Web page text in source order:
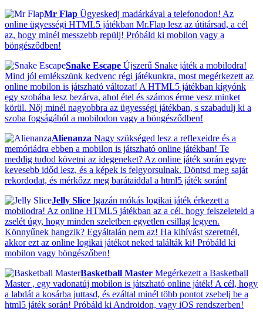
Mr Flap Ügyeskedj madárkával a telefonodon! Az
online ügyességi HTML5 játékban Mr.Flap lesz az útitársad, a cél
az, hogy minél messzebb repülj! Próbáld ki mobilon vagy a
böngésződben!
Snake Escape Újszerű Snake játék a mobilodra!
Mind jól emlékszünk kedvenc régi játékunkra, most megérkezett az
online mobilon is játszható változat! A HTML5 játékban kígyónk
egy szobába lesz bezárva, ahol étel és számos érme vesz minket
körül. Nőj minél nagyobbra az ügyességi játékban, s szabadulj ki a
szoba fogságából a mobilodon vagy a böngésződben!
Alienanza Nagy szükséged lesz a reflexeidre és a
memóriádra ebben a mobilon is játszható online játékban! Te
meddig tudod követni az idegeneket? Az online játék során egyre
kevesebb időd lesz, és a képek is felgyorsulnak. Döntsd meg saját
rekordodat, és mérkőzz meg barátaiddal a html5 játék során!
Jelly Slice Igazán mókás logikai játék érkezett a
mobilodra! Az online HTML5 játékban az a cél, hogy felszeleteld a
zselét úgy, hogy minden szeletben egyetlen csillag legyen.
Könnyűnek hangzik? Egyáltalán nem az! Ha kihívást szeretnél,
akkor ezt az online logikai játékot neked találták ki! Próbáld ki
mobilon vagy böngészőben!
Basketball Master Megérkezett a Basketball
Master , egy vadonatúj mobilon is játszható online játék! A cél, hogy
a labdát a kosárba juttasd, és ezáltal minél több pontot zsebelj be a
html5 játék során! Próbáld ki Androidon, vagy iOS rendszerben!